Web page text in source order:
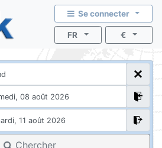
Se connecter
FR €
Chercher